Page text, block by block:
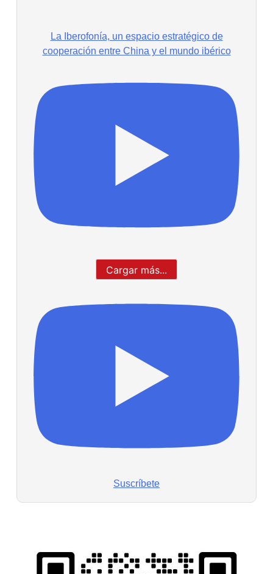
La Iberofonía, un espacio estratégico de
cooperación entre China y el mundo ibérico
Cargar más...
Suscríbete